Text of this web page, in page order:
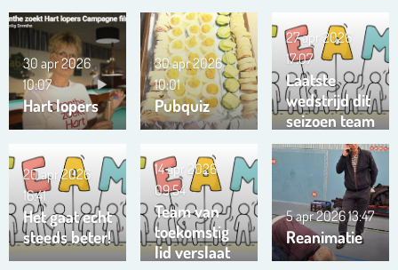
Hart lopers
30 apr 2026
10:07
Pubquiz
30 apr 2026
10:01
Laatste
wedstrijd dit
seizoen team
Trianta 01
27 apr 2026
17:07
Het gaat echt
steeds beter!
20 apr 2026
16:41
Team van
toekomstig
lid verslaat
14 apr 2026
09:54
Reanimatie
5 apr 202613:47